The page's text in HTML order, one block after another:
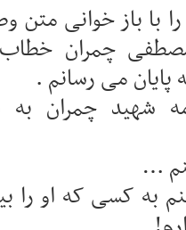
با باز خوانی متن
چمران خطاب
می رسانم .
شهید چمران
…
به کسی که او را